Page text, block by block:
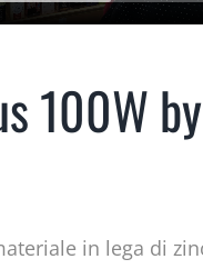
100W
in lega di